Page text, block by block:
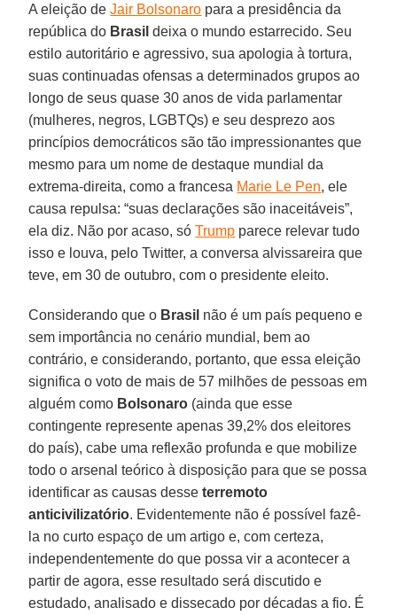
A eleição deJair Bolsonaro para a presidência da
república do Brasil deixa o mundo estarrecido. Seu
estilo autoritário e agressivo, sua apologia à tortura,
suas continuadas ofensas a determinados grupos ao
longo de seus quase 30 anos de vida parlamentar
(mulheres, negros, LGBTQs) e seu desprezo aos
princípios democráticos são tão impressionantes que
mesmo para um nome de destaque mundial da
extrema-direita, como a francesa Marie Le Pen, ele
causa repulsa: “suas declarações são inaceitáveis”,
ela diz. Não por acaso, sóTrump parece relevar tudo
isso e louva, pelo Twitter, a conversa alvissareira que
teve, em 30 de outubro, com o presidente eleito.
Considerando que o Brasil não é um país pequeno e
sem importância no cenário mundial, bem ao
contrário, e considerando, portanto, que essa eleição
significa o voto de mais de 57 milhões de pessoas em
alguém como Bolsonaro (ainda que esse
contingente represente apenas 39,2% dos eleitores
do país), cabe uma reflexão profunda e que mobilize
todo o arsenal teórico à disposição para que se possa
identificar as causas desseterremoto
anticivilizatório. Evidentemente não é possível fazê-
la no curto espaço de um artigo e, com certeza,
independentemente do que possa vir a acontecer a
partir de agora, esse resultado será discutido e
estudado, analisado e dissecado por décadas a fio. É